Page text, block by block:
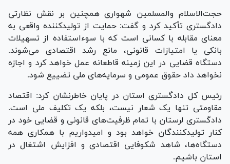
حجت‌الاسلام والمسلمین شهواری همچنین بر نقش نظارتی
دادگستری تأکید کرد و گفت: حمایت از تولیدکننده واقعی به
معنای مقابله با کسانی است که با سوءاستفاده از تسهیلات
بانکی یا امتیازات قانونی، مانع رشد اقتصادی می‌شوند.
دستگاه قضایی در این زمینه قاطعانه عمل خواهد کرد و اجازه
نخواهد داد حقوق عمومی و سرمایه‌های ملی تضییع شود.
رئیس کل دادگستری استان در پایان خاطرنشان کرد: اقتصاد
مقاومتی تنها یک شعار نیست، بلکه یک تکلیف ملی است.
دادگستری لرستان با تمام ظرفیت‌های قانونی و قضایی خود در
کنار تولیدکنندگان خواهد بود و امیدواریم با همکاری همه
دستگاه‌ها، شاهد شکوفایی اقتصادی و افزایش اشتغال در
استان باشیم.